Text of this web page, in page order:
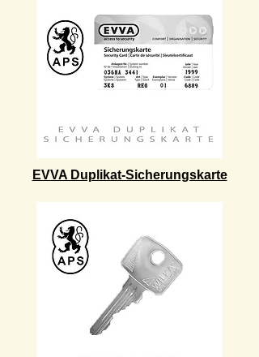
EVVA Duplikat-Sicherungskarte